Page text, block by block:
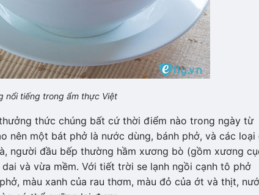
nổi tiếng trong ẩm thực Việt
thức chúng bất cứ thời điểm nào trong ngày từ
nên một bát phở là nước dùng, bánh phở, và các loại
người đầu bếp thường hầm xương bò (gồm xương
và vừa mềm. Với tiết trời se lạnh ngồi cạnh tô phở
màu xanh của rau thơm, màu đỏ của ớt và thịt,